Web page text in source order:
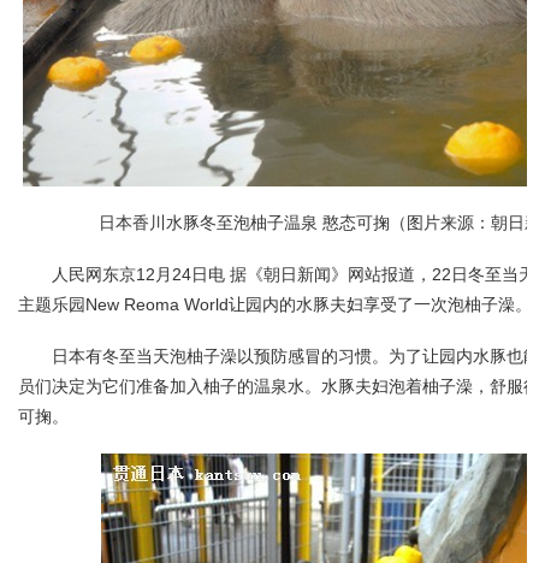
日本香川水豚冬至泡柚子温泉 憨态可掬（图片来源：朝日
人民网东京12月24日电 据《朝日新闻》网站报道，22日冬至当
主题乐园New Reoma World让园内的水豚夫妇享受了一次泡柚子澡。
日本有冬至当天泡柚子澡以预防感冒的习惯。为了让园内水豚也
员们决定为它们准备加入柚子的温泉水。水豚夫妇泡着柚子澡，舒服
可掬。